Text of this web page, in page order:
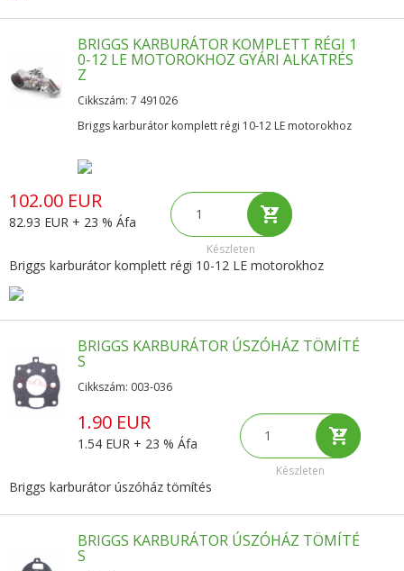
BRIGGS KARBURÁTOR KOMPLETT RÉGI 1
0-12 LE MOTOROKHOZ GYÁRI ALKATRÉS
Z
Cikkszám: 7 491026
Briggs karburátor komplett régi 10-12 LE motorokhoz
102.00 EUR
82.93 EUR + 23 % Áfa
Készleten
Briggs karburátor komplett régi 10-12 LE motorokhoz
BRIGGS KARBURÁTOR ÚSZÓHÁZ TÖMÍTÉ
S
Cikkszám: 003-036
1.90 EUR
1.54 EUR + 23 % Áfa
Készleten
Briggs karburátor úszóház tömítés
BRIGGS KARBURÁTOR ÚSZÓHÁZ TÖMÍTÉ
S